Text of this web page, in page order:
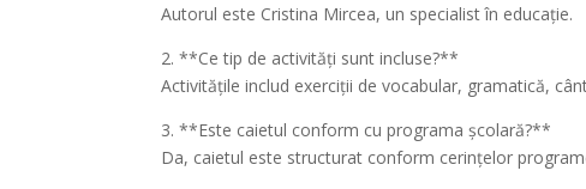
Autorul este Cristina Mircea, un specialist în educație.
2. **Ce tip de activități sunt incluse?**
Activitățile includ exerciții de vocabular, gramatică,
3. **Este caietul conform cu programa școlară?**
Da, caietul este structurat conform cerințelor